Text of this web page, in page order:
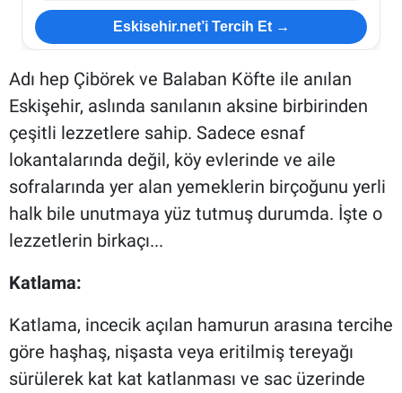
Eskisehir.net’i Tercih Et →
Adı hep Çibörek ve Balaban Köfte ile anılan
Eskişehir, aslında sanılanın aksine birbirinden
çeşitli lezzetlere sahip. Sadece esnaf
lokantalarında değil, köy evlerinde ve aile
sofralarında yer alan yemeklerin birçoğunu yerli
halk bile unutmaya yüz tutmuş durumda. İşte o
lezzetlerin birkaçı...
Katlama:
Katlama, incecik açılan hamurun arasına tercihe
göre haşhaş, nişasta veya eritilmiş tereyağı
sürülerek kat kat katlanması ve sac üzerinde